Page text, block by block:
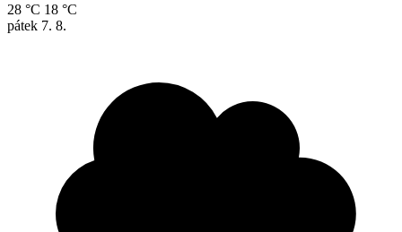
28 °C 18 °C
pátek 7. 8.